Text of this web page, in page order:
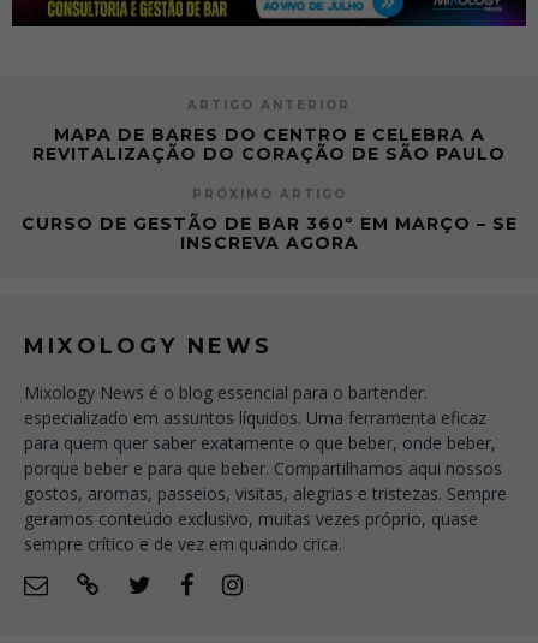
ARTIGO ANTERIOR
MAPA DE BARES DO CENTRO E CELEBRA A
REVITALIZAÇÃO DO CORAÇÃO DE SÃO PAULO
PRÓXIMO ARTIGO
CURSO DE GESTÃO DE BAR 360º EM MARÇO – SE
INSCREVA AGORA
MIXOLOGY NEWS
Mixology News é o blog essencial para o bartender.
especializado em assuntos líquidos. Uma ferramenta eficaz
para quem quer saber exatamente o que beber, onde beber,
porque beber e para que beber. Compartilhamos aqui nossos
gostos, aromas, passeios, visitas, alegrias e tristezas. Sempre
geramos conteúdo exclusivo, muitas vezes próprio, quase
sempre crítico e de vez em quando crica.